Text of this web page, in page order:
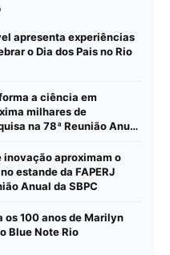
apresenta experiências
o Dia dos Pais no Rio
a ciência em
milhares de
na 78ª Reunião Anual
inovação aproximam o
estande da FAPERJ
Anual da SBPC
os 100 anos de Marilyn
Blue Note Rio